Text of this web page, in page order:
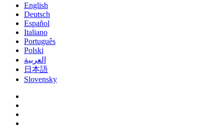
English
Deutsch
Español
Italiano
Português
Polski
العربية
日本語
Slovensky